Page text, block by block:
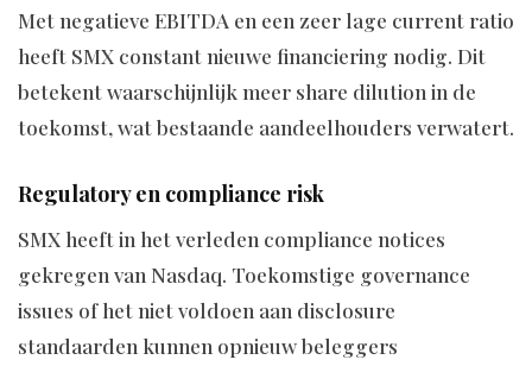
Met negatieve EBITDA en een zeer lage current ratio
heeft SMX constant nieuwe financiering nodig. Dit
betekent waarschijnlijk meer share dilution in de
toekomst, wat bestaande aandeelhouders verwatert.
Regulatory en compliance risk
SMX heeft in het verleden compliance notices
gekregen van Nasdaq. Toekomstige governance
issues of het niet voldoen aan disclosure
standaarden kunnen opnieuw beleggers